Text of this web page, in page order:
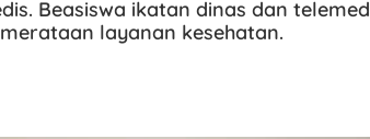
Beasiswa ikatan dinas dan
layanan kesehatan.